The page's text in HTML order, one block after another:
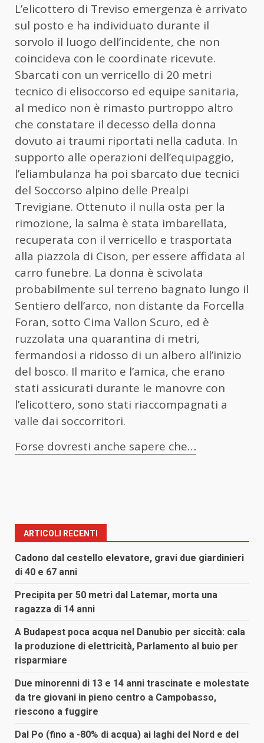
L’elicottero di Treviso emergenza è arrivato
sul posto e ha individuato durante il
sorvolo il luogo dell’incidente, che non
coincideva con le coordinate ricevute.
Sbarcati con un verricello di 20 metri
tecnico di elisoccorso ed equipe sanitaria,
al medico non è rimasto purtroppo altro
che constatare il decesso della donna
dovuto ai traumi riportati nella caduta. In
supporto alle operazioni dell’equipaggio,
l’eliambulanza ha poi sbarcato due tecnici
del Soccorso alpino delle Prealpi
Trevigiane. Ottenuto il nulla osta per la
rimozione, la salma è stata imbarellata,
recuperata con il verricello e trasportata
alla piazzola di Cison, per essere affidata al
carro funebre. La donna è scivolata
probabilmente sul terreno bagnato lungo il
Sentiero dell’arco, non distante da Forcella
Foran, sotto Cima Vallon Scuro, ed è
ruzzolata una quarantina di metri,
fermandosi a ridosso di un albero all’inizio
del bosco. Il marito e l’amica, che erano
stati assicurati durante le manovre con
l’elicottero, sono stati riaccompagnati a
valle dai soccorritori.
Forse dovresti anche sapere che…
ARTICOLI RECENTI
Cadono dal cestello elevatore, gravi due giardinieri
di 40 e 67 anni
Precipita per 50 metri dal Latemar, morta una
ragazza di 14 anni
A Budapest poca acqua nel Danubio per siccità: cala
la produzione di elettricità, Parlamento al buio per
risparmiare
Due minorenni di 13 e 14 anni trascinate e molestate
da tre giovani in pieno centro a Campobasso,
riescono a fuggire
Dal Po (fino a -80% di acqua) ai laghi del Nord e del